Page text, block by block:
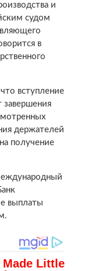
и
судом
в
вступление
завершения
держателей
получение
выплаты